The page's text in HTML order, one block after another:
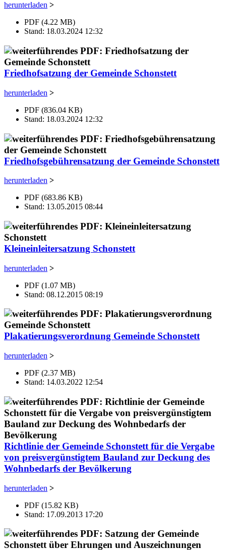
herunterladen >
PDF (4.22 MB)
Stand: 18.03.2024 12:32
Friedhofsatzung der Gemeinde Schonstett
herunterladen >
PDF (836.04 KB)
Stand: 18.03.2024 12:32
Friedhofsgebührensatzung der Gemeinde Schonstett
herunterladen >
PDF (683.86 KB)
Stand: 13.05.2015 08:44
Kleineinleitersatzung Schonstett
herunterladen >
PDF (1.07 MB)
Stand: 08.12.2015 08:19
Plakatierungsverordnung Gemeinde Schonstett
herunterladen >
PDF (2.37 MB)
Stand: 14.03.2022 12:54
Richtlinie der Gemeinde Schonstett für die Vergabe
von preisvergünstigtem Bauland zur Deckung des
Wohnbedarfs der Bevölkerung
herunterladen >
PDF (15.82 KB)
Stand: 17.09.2013 17:20